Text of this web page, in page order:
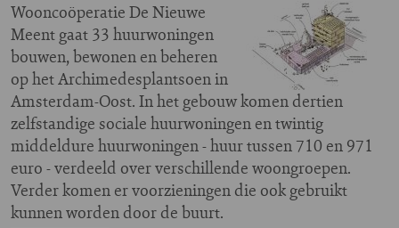
Wooncoöperatie De Nieuwe
Meent gaat 33 huurwoningen
bouwen, bewonen en beheren
op het Archimedesplantsoen in
Amsterdam-Oost. In het gebouw komen dertien
zelfstandige sociale huurwoningen en twintig
middeldure huurwoningen - huur tussen 710 en 971
euro - verdeeld over verschillende woongroepen.
Verder komen er voorzieningen die ook gebruikt
kunnen worden door de buurt.